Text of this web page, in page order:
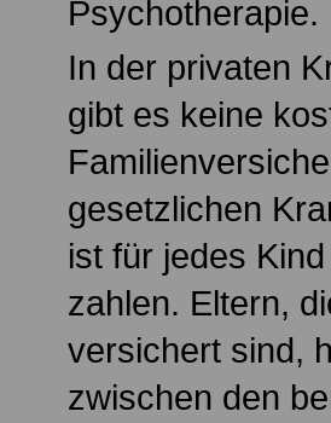
Psychotherapie.
In der privaten
gibt es keine
gesetzlichen
ist für jedes
zahlen. Eltern,
versichert sind,
zwischen den